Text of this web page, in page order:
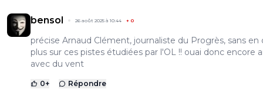
bensol 26 août 2025 à 10:44 + 0
précise Arnaud Clément, journaliste du Progrès, sans en
plus sur ces pistes étudiées par l'OL !! ouai donc encore
avec du vent
0+ Répondre